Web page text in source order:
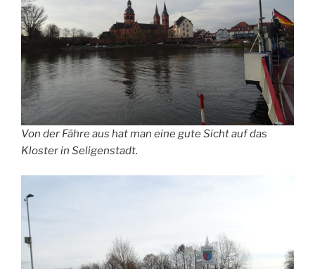
Von der Fähre aus hat man eine gute Sicht auf das
Kloster in Seligenstadt.